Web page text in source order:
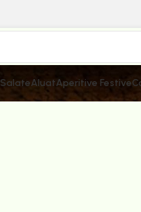
SalateAluatAperitive Festive